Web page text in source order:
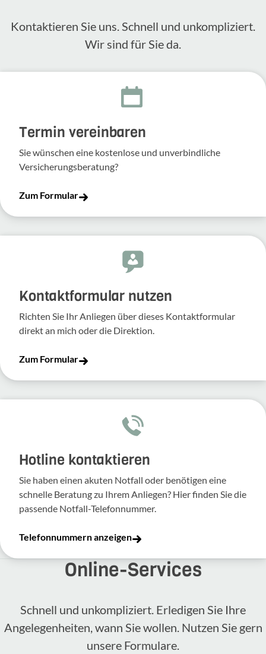
Kontak­tieren Sie uns. Schnell und unkom­pli­ziert.
Wir sind für Sie da.
Termin vereinbaren
Sie wünschen eine kostenlose und unverbindliche
Versicherungsberatung?
Zum Formular
Kontakt­for­mular nutzen
Richten Sie Ihr Anliegen über dieses Kontakt­for­mular
direkt an mich oder die Direk­tion.
Zum Formular
Hotline kontaktieren
Sie haben einen akuten Notfall oder benötigen eine
schnelle Beratung zu Ihrem Anliegen? Hier finden Sie die
passende Notfall-Telefonnummer.
Telefonnummern anzeigen
Online-​Services
Schnell und unkompliziert. Erledigen Sie Ihre
Angelegenheiten, wann Sie wollen. Nutzen Sie gern
unsere Formulare.